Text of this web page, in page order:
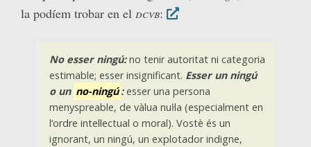
la podíem trobar en el dcvb:
No esser ningú:no tenir autoritat ni categoria
estimable; esser insignificant. Esser un ningú
o un no-ningú :esser una persona
menyspreable, de vàlua nuŀla (especialment en
l’ordre intel·lectual o moral). Vostè és un
ignorant, un ningú, un explotador indigne,